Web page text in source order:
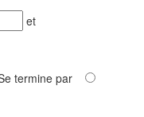
et
termine par